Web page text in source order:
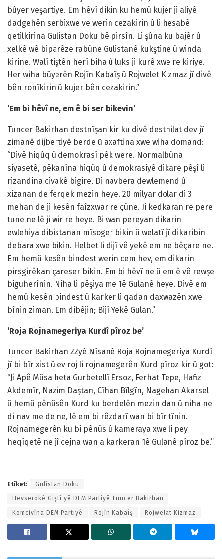
bûyer veşartiye. Em hêvî dikin ku hemû kujer ji aliyê
dadgehên serbixwe ve werin cezakirin û li hesabê
qetilkirina Gulistan Doku bê pirsîn. Li şûna ku bajêr û
xelkê wê biparêze rabûne Gulistanê kukştine û winda
kirine. Walî tiştên herî biha û luks ji kurê xwe re kiriye.
Her wiha bûyerên Rojîn Kabaîş û Rojwelet Kizmaz jî divê
bên ronîkirin û kujer bên cezakirin.”
‘Em bi hêvî ne, em ê bi ser bikevin’
Tuncer Bakirhan destnîşan kir ku divê desthilat dev jî
zimanê dijbertiyê berde û axaftina xwe wiha domand:
“Divê hiqûq û demokrasî pêk were. Normalbûna
siyasetê, pêkanîna hiqûq û demokrasiyê dikare pêşî li
rizandina civakê bigire. Di navbera dewlemend û
xizanan de ferqek mezin heye. 20 milyar dolar di 3
mehan de ji kesên faîzxwar re çûne. Ji kedkaran re pere
tune ne lê ji wir re heye. Bi wan pereyan dikarin
ewlehiya dibistanan mîsoger bikin û welatî jî dikaribin
debara xwe bikin. Helbet li dijî vê yekê em ne bêçare ne.
Em hemû kesên bindest werin cem hev, em dikarin
pirsgirêkan çareser bikin. Em bi hêvî ne û em ê vê rewşe
biguherînin. Niha li pêşiya me 1ê Gulanê heye. Divê em
hemû kesên bindest û karker li qadan daxwazên xwe
bînin ziman. Em dibêjin; Bijî Yekê Gulan.”
‘Roja Rojnamegeriya Kurdî pîroz be’
Tuncer Bakirhan 22yê Nîsanê Roja Rojnamegeriya Kurdî
jî bi bîr xist û ev roj li rojnamegerên Kurd pîroz kir û got:
“Ji Apê Mûsa heta Gurbetellî Ersoz, Ferhat Tepe, Hafiz
Akdemîr, Nazim Daştan, Cîhan Bîlgîn, Nagehan Akarsel
û hemû pênûsên Kurd ku berdelên mezin dan û niha ne
di nav me de ne, lê em bi rêzdarî wan bi bîr tînin.
Rojnamegerên ku bi pênûs û kameraya xwe li pey
heqîqetê ne jî cejna wan a karkeran 1ê Gulanê pîroz be.”
Etîket: Gulîstan Doku
Hevserokê Giştî yê DEM Partiyê Tuncer Bakirhan
Komcivîna DEM Partiyê Rojîn Kabaîş Rojwelat Kizmaz